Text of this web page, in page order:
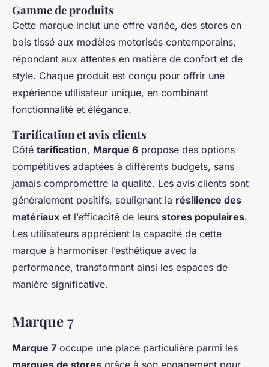
Gamme de produits
Cette marque inclut une offre variée, des stores en
bois tissé aux modèles motorisés contemporains,
répondant aux attentes en matière de confort et de
style. Chaque produit est conçu pour offrir une
expérience utilisateur unique, en combinant
fonctionnalité et élégance.
Tarification et avis clients
Côté tarification, Marque 6 propose des options
compétitives adaptées à différents budgets, sans
jamais compromettre la qualité. Les avis clients sont
généralement positifs, soulignant la résilience des
matériaux et l’efficacité de leurs stores populaires.
Les utilisateurs apprécient la capacité de cette
marque à harmoniser l’esthétique avec la
performance, transformant ainsi les espaces de
manière significative.
Marque 7
Marque 7 occupe une place particulière parmi les
marques de stores grâce à son engagement pour